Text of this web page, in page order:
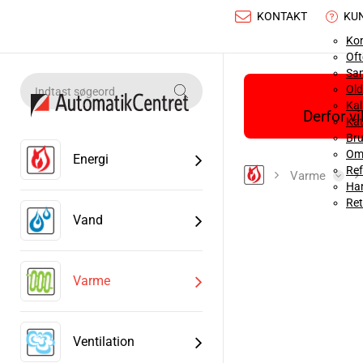
KONTAKT
Energi
Vand
Varme
Ventilation
Derfor
Varme